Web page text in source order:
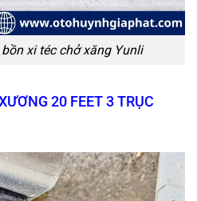
xi téc chở xăng Yunli
20 FEET 3 TRỤC